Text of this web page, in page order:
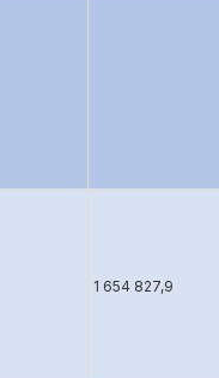
1 654 827,9